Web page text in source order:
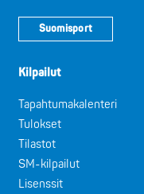
Suomisport
Kilpailut
Tapahtumakalenteri
Tulokset
Tilastot
SM-kilpailut
Lisenssit